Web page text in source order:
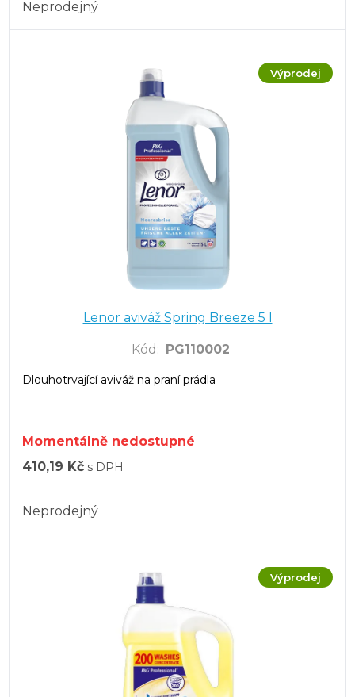
Neprodejný
Výprodej
Lenor aviváž Spring Breeze 5 l
Kód : PG110002
Dlouhotrvající aviváž na praní prádla
Momentálně nedostupné
410,19 Kč s DPH
Neprodejný
Výprodej